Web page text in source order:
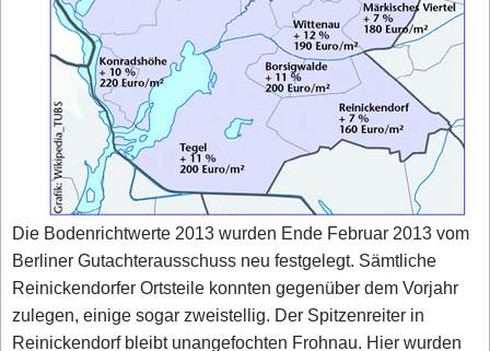
Die Bodenrichtwerte 2013 wurden Ende Februar 2013 vom
Berliner Gutachterausschuss neu festgelegt. Sämtliche
Reinickendorfer Ortsteile konnten gegenüber dem Vorjahr
zulegen, einige sogar zweistellig. Der Spitzenreiter in
Reinickendorf bleibt unangefochten Frohnau. Hier wurden